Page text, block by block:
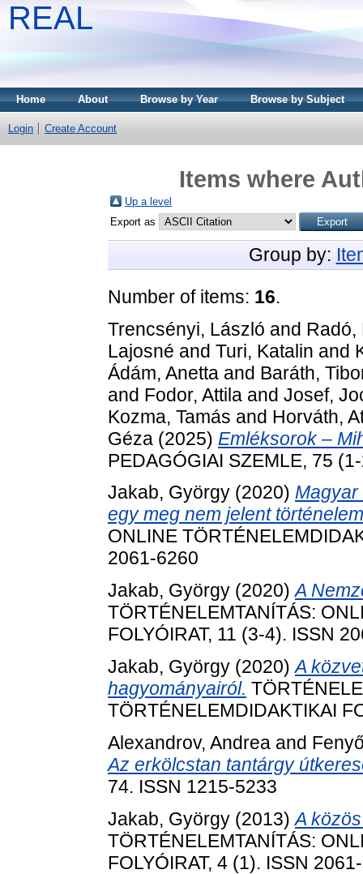
REAL
Home About Browse by Year Browse by Subject
Login Create Account
Items where
Up a level
Export as
Group by:
Number of items: 16.
Trencsényi, László and Radó,
Lajosné and Turi, Katalin and
Ádám, Anetta and Baráth,
and Fodor, Attila and Josef,
Kozma, Tamás and Horváth,
Géza (2025) Emléksorok –
PEDAGÓGIAI SZEMLE, 75
Jakab, György (2020) Magyar
egy meg nem jelent
ONLINE
2061-6260
Jakab, György (2020)A
TÖRTÉNELEMTANÍTÁS:
FOLYÓIRAT, 11 (3-4). ISSN
Jakab, György (2020)A
hagyományairól.
TÖRTÉNELEMDIDAKTIKAI
Alexandrov, Andrea and
Az erkölcstan tantárgy
74. ISSN 1215-5233
Jakab, György (2013)A
TÖRTÉNELEMTANÍTÁS:
FOLYÓIRAT, 4 (1). ISSN